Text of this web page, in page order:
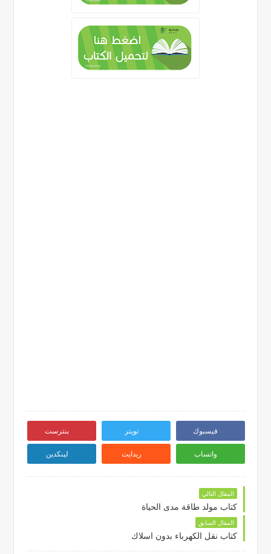
فيسبوك تويتر بنترست
واتساب ريدايت لينكدين
المقال التالي
كتاب مولد طاقة مدى الحياة
المقال السابق
كتاب نقل الكهرباء بدون اسلاك